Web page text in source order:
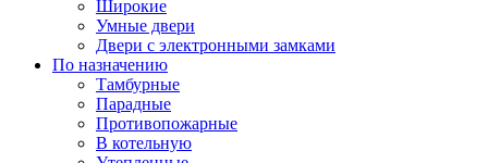
Широкие
Умные двери
Двери с электронными замками
По назначению
Тамбурные
Парадные
Противопожарные
В котельную